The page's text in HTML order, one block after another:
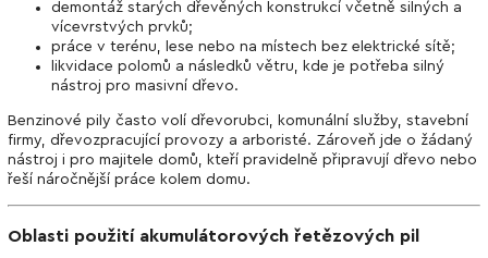
demontáž starých dřevěných konstrukcí včetně silných a
vícevrstvých prvků;
práce v terénu, lese nebo na místech bez elektrické sítě;
likvidace polomů a následků větru, kde je potřeba silný
nástroj pro masivní dřevo.
Benzinové pily často volí dřevorubci, komunální služby, stavební
firmy, dřevozpracující provozy a arboristé. Zároveň jde o žádaný
nástroj i pro majitele domů, kteří pravidelně připravují dřevo nebo
řeší náročnější práce kolem domu.
Oblasti použití akumulátorových řetězových pil